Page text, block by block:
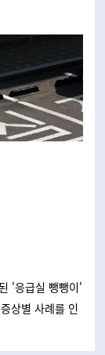
'응급실 뺑뺑이'
상별 사례를 인